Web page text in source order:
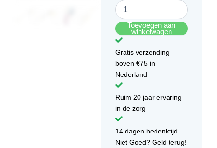
Toevoegen aan
winkelwagen
Gratis verzending
boven €75 in
Nederland
Ruim 20 jaar ervaring
in de zorg
14 dagen bedenktijd.
Niet Goed? Geld terug!